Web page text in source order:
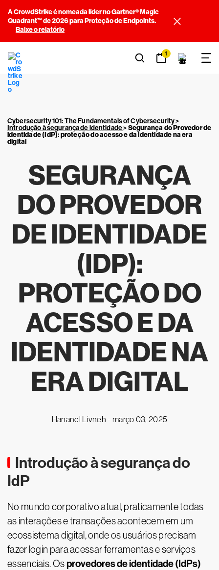
A CrowdStrike é nomeada líder no Gartner® Magic
Quadrant™ de 2026 para Proteção de Endpoints.
Baixe o relatório
1
Cybersecurity 101: The Fundamentals of Cybersecurity>
Introdução à segurança de identidade>Segurança do Provedor de
identidade (IdP): proteção do acesso e da identidade na era
digital
SEGURANÇA
DO PROVEDOR
DE IDENTIDADE
(IDP):
PROTEÇÃO DO
ACESSO E DA
IDENTIDADE NA
ERA DIGITAL
Hananel Livneh - março 03, 2025
Introdução à segurança do
IdP
No mundo corporativo atual, praticamente todas
as interações e transações acontecem em um
ecossistema digital, onde os usuários precisam
fazer login para acessar ferramentas e serviços
essenciais. Osprovedores de identidade (IdPs)